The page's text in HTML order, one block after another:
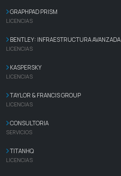
GRAPHPAD PRISM
LICENCIAS
BENTLEY: INFRAESTRUCTURA AVANZADA
LICENCIAS
KASPERSKY
LICENCIAS
TAYLOR & FRANCIS GROUP
LICENCIAS
CONSULTORIA
SERVICIOS
TITANHQ
LICENCIAS